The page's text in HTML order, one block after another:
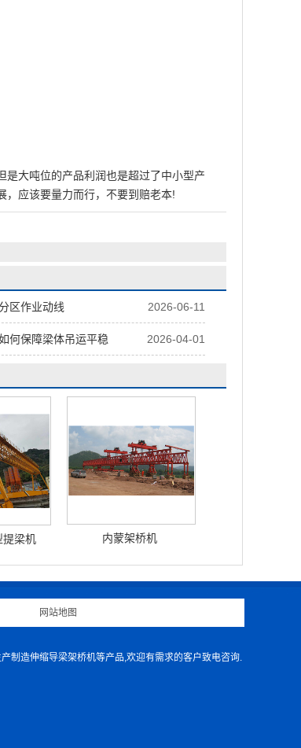
大吨位的产品利润也是超过了中小型产
，应该要量力而行，不要到赔老本!
2026-06-11
区作业动线
2026-04-01
何保障梁体吊运平稳
提梁机 内蒙架桥机
网站地图
制造伸缩导梁架桥机等产品,欢迎有需求的客户致电咨询.